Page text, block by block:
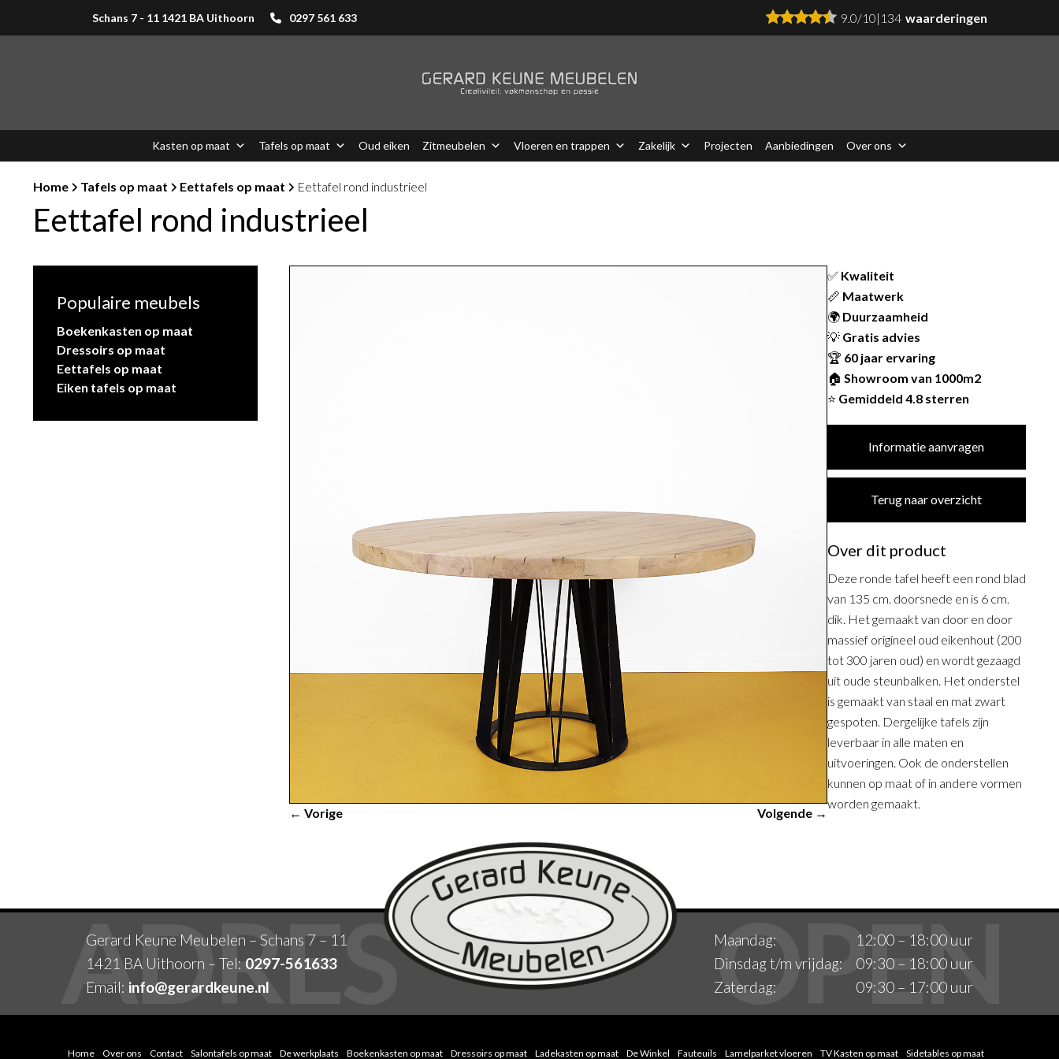
Schans 7 - 11 1421 BA Uithoorn 0297 561 633 9.0/10| 134 waarderingen
Kasten op maat Tafels op maat Oud eiken Zitmeubelen Vloeren en trappen Zakelijk Projecten Aanbiedingen Over ons
Home Tafels op maat Eettafels op maat Eettafel rond industrieel
Eettafel rond industrieel
Populaire meubels
Boekenkasten op maat
Dressoirs op maat
Eettafels op maat
Eiken tafels op maat
← Vorige Volgende →
✅ Kwaliteit
📏 Maatwerk
🌍 Duurzaamheid
💡 Gratis advies
🏆 60 jaar ervaring
🏠 Showroom van 1000m2
⭐ Gemiddeld 4.8 sterren
Informatie aanvragen
Terug naar overzicht
Over dit product
Deze ronde tafel heeft een rond blad
van 135 cm. doorsnede en is 6 cm.
dik. Het gemaakt van door en door
massief origineel oud eikenhout (200
tot 300 jaren oud) en wordt gezaagd
uit oude steunbalken. Het onderstel
is gemaakt van staal en mat zwart
gespoten. Dergelijke tafels zijn
leverbaar in alle maten en
uitvoeringen. Ook de onderstellen
kunnen op maat of in andere vormen
worden gemaakt.
Gerard Keune Meubelen – Schans 7 – 11
1421 BA Uithoorn – Tel: 0297-561633
Email: info@gerardkeune.nl
Maandag:
12:00 – 18:00 uur
Dinsdag t/m vrijdag:
09:30 – 18:00 uur
Zaterdag:
09:30 – 17:00 uur
Home Over ons Contact Salontafels op maat De werkplaats Boekenkasten op maat Dressoirs op maat Ladekasten op maat De Winkel Fauteuils Lamelparket vloeren TV Kasten op maat Sidetables op maat